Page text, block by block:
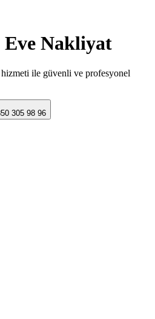
Nakliyat
hizmeti ile güvenli ve profesyonel
305 98 96